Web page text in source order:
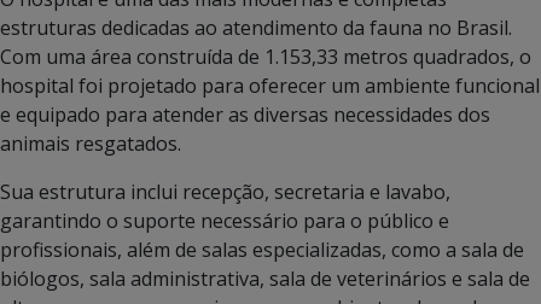
estruturas dedicadas ao atendimento da fauna no Brasil.
Com uma área construída de 1.153,33 metros quadrados, o
hospital foi projetado para oferecer um ambiente funcional
e equipado para atender as diversas necessidades dos
animais resgatados.
Sua estrutura inclui recepção, secretaria e lavabo,
garantindo o suporte necessário para o público e
profissionais, além de salas especializadas, como a sala de
biólogos, sala administrativa, sala de veterinários e sala de